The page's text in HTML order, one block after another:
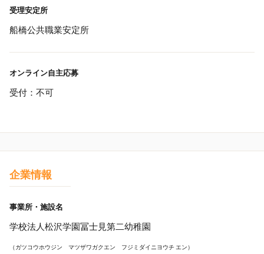
受理安定所
船橋公共職業安定所
オンライン自主応募
受付：不可
企業情報
事業所・施設名
学校法人松沢学園冨士見第二幼稚園
（ガツコウホウジン マツザワガクエン フジミダイニヨウチ エン）